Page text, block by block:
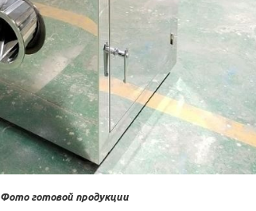
Фото готовой продукции